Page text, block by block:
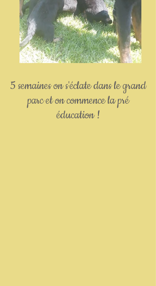
5 semaines on s'éclate dans le grand
parc et on commence la pré
éducation !